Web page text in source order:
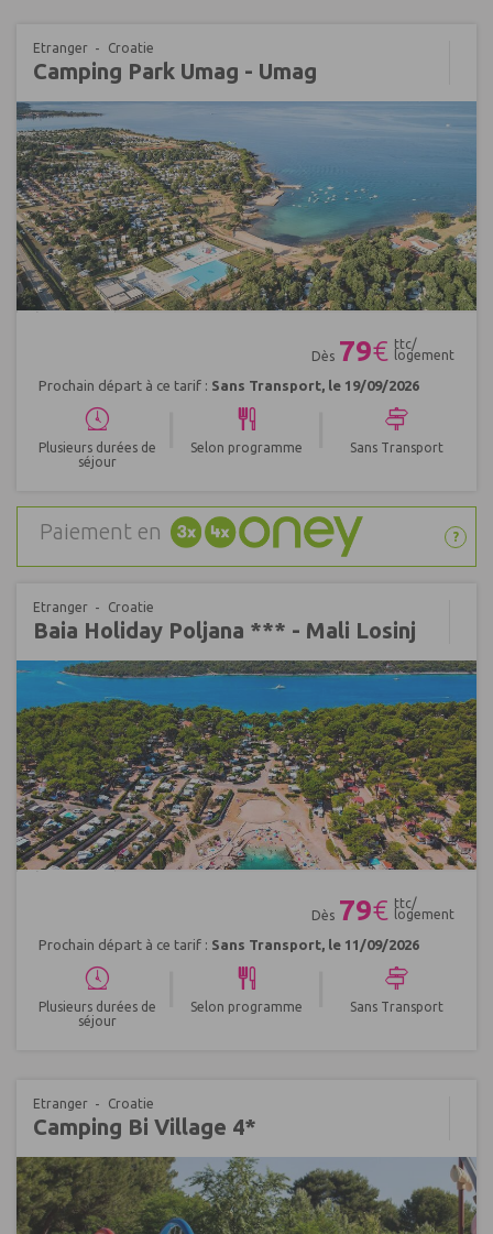
Etranger Croatie
Camping Park Umag - Umag
Dès 79€ ttc/
logement
Prochain départ à ce tarif : Sans Transport, le 19/09/2026
Plusieurs durées de
séjour
Selon programme Sans Transport
Paiement en ?
Etranger Croatie
Baia Holiday Poljana *** - Mali Losinj
Dès 79€ ttc/
logement
Prochain départ à ce tarif : Sans Transport, le 11/09/2026
Plusieurs durées de
séjour
Selon programme Sans Transport
Etranger Croatie
Camping Bi Village 4*